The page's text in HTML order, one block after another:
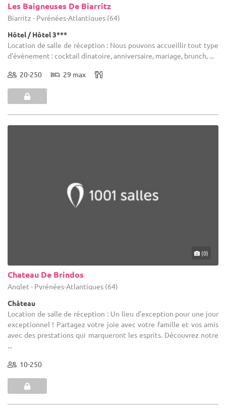
Les Baigneuses De Biarritz
Biarritz - Pyrénées-Atlantiques (64)
Hôtel / Hôtel 3***
Location de salle de réception : Nous pouvons accueillir tout type
d'évènement : cocktail dînatoire, anniversaire, mariage, brunch, ...
20-250 29 max
(0)
Chateau De Brindos
Anglet - Pyrénées-Atlantiques (64)
Château
Location de salle de réception : Un lieu d’exception pour une jour
exceptionnel ! Partagez votre joie avec votre famille et vos amis
avec des prestations qui marqueront les esprits. Découvrez notre
...
10-250